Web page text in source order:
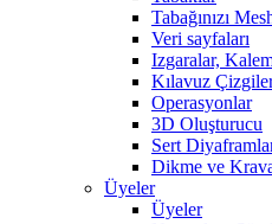
Tabağınızı
Veri sayfaları
Izgaralar,
Kılavuz
Operasyonlar
3D Oluşturucu
Sert
Dikme ve
Üyeler
Üyeler